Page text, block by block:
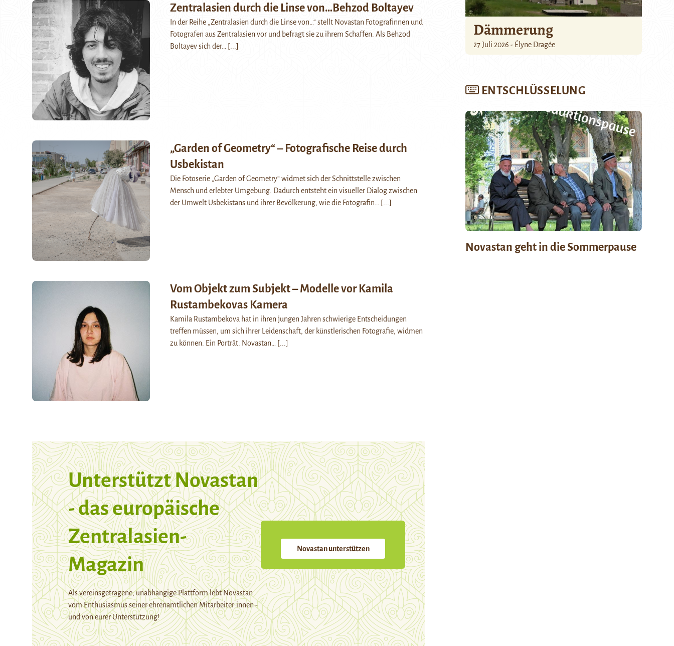
Zentralasien durch die Linse von…Behzod Boltayev
In der Reihe „Zentralasien durch die Linse von…“ stellt Novastan Fotografinnen und
Fotografen aus Zentralasien vor und befragt sie zu ihrem Schaffen. Als Behzod
Boltayev sich der…
[...]
„Garden of Geometry“ – Fotografische Reise durch
Usbekistan
Die Fotoserie „Garden of Geometry“ widmet sich der Schnittstelle zwischen
Mensch und erlebter Umgebung. Dadurch entsteht ein visueller Dialog zwischen
der Umwelt Usbekistans und ihrer Bevölkerung, wie die Fotografin…
[...]
Vom Objekt zum Subjekt – Modelle vor Kamila
Rustambekovas Kamera
Kamila Rustambekova hat in ihren jungen Jahren schwierige Entscheidungen
treffen müssen, um sich ihrer Leidenschaft, der künstlerischen Fotografie, widmen
zu können. Ein Porträt. Novastan…
[...]
Unterstützt Novastan
- das europäische
Zentralasien-
Magazin
Als vereinsgetragene, unabhängige Plattform lebt Novastan
vom Enthusiasmus seiner ehrenamtlichen Mitarbeiter:innen -
und von eurer Unterstützung!
Novastan unterstützen
Dämmerung
27 Juli 2026 - Élyne Dragée
ENTSCHLÜSSELUNG
Novastan geht in die Sommerpause